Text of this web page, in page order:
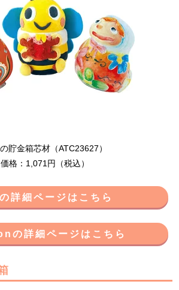
貯金箱芯材（ATC23627）
価格：1,071円（税込）
詳細ページはこちら
の詳細ページはこちら